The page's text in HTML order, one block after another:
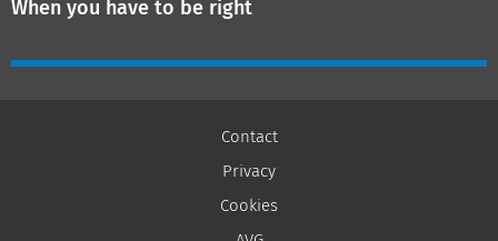
When you have to be right
Contact
Privacy
Cookies